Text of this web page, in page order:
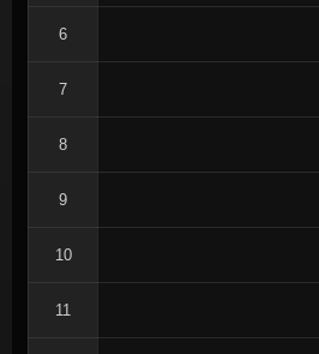
6
7
8
9
10
11